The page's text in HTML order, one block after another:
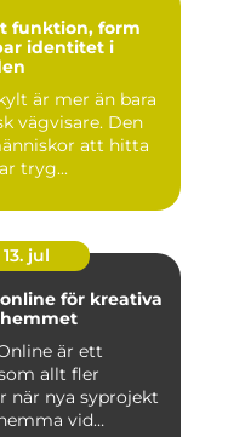
identitet i
är mer än bara
vägvisare. Den
att hitta
tryg...
13. jul
för kreativa
är ett
allt fler
när nya syprojekt
vid